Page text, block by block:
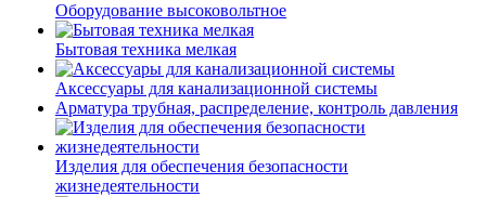
Оборудование высоковольтное
Бытовая техника мелкая
Аксессуары для канализационной системы
Арматура трубная, распределение, контроль давления
Изделия для обеспечения безопасности
жизнедеятельности